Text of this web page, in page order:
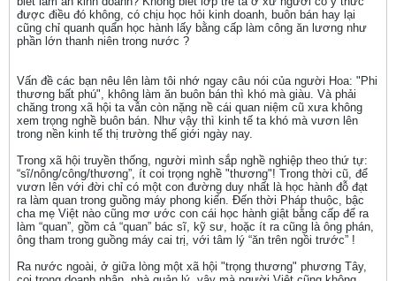
được điều đó không, có chịu học hỏi kinh doanh, buôn bán hay lại
cũng chỉ quanh quẩn học hành lấy bằng cấp làm công ăn lương như
phần lớn thanh niên trong nước ?
Vấn đề các bạn nêu lên làm tôi nhớ ngay câu nói của người Hoa: "Phi
thương bất phú", không làm ăn buôn bán thì khó mà giàu. Và phải
chăng trong xã hội ta vẫn còn nặng nề cái quan niệm cũ xưa không
xem trọng nghề buôn bán. Như vậy thì kinh tế ta khó mà vươn lên
trong nền kinh tế thị trường thế giới ngày nay.
Trong xã hội truyền thống, người mình sắp nghề nghiệp theo thứ tự:
“sĩ/nông/công/thương”, ít coi trọng nghề "thương"! Trong thời cũ, để
vươn lên với đời chỉ có một con đường duy nhất là học hành đỗ đạt
ra làm quan trong guồng máy phong kiến. Đến thời Pháp thuộc, bậc
cha mẹ Việt nào cũng mơ ước con cái học hành giật bằng cấp để ra
làm “quan”, gồm cả “quan” bác sĩ, kỹ sư, hoặc ít ra cũng là ông phán,
ông tham trong guồng máy cai trị, với tâm lý “ăn trên ngồi trước” !
Ra nước ngoài, ở giữa lòng một xã hội "trọng thương" phương Tây,